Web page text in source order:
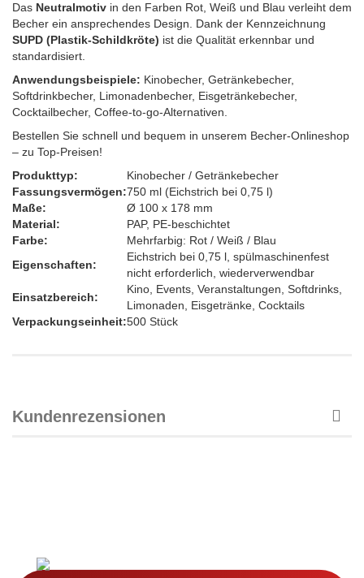
Das Neutralmotiv in den Farben Rot, Weiß und Blau verleiht dem
Becher ein ansprechendes Design. Dank der Kennzeichnung
SUPD (Plastik-Schildkröte) ist die Qualität erkennbar und
standardisiert.
Anwendungsbeispiele: Kinobecher, Getränkebecher,
Softdrinkbecher, Limonadenbecher, Eisgetränkebecher,
Cocktailbecher, Coffee-to-go-Alternativen.
Bestellen Sie schnell und bequem in unserem Becher-Onlineshop
– zu Top-Preisen!
Produkttyp:
Kinobecher / Getränkebecher
Fassungsvermögen:750 ml (Eichstrich bei 0,75 l)
Maße:
Ø 100 x 178 mm
Material:
PAP, PE-beschichtet
Farbe:
Mehrfarbig: Rot / Weiß / Blau
Eigenschaften:
Eichstrich bei 0,75 l, spülmaschinenfest
nicht erforderlich, wiederverwendbar
Einsatzbereich:
Kino, Events, Veranstaltungen, Softdrinks,
Limonaden, Eisgetränke, Cocktails
Verpackungseinheit:500 Stück
Kundenrezensionen